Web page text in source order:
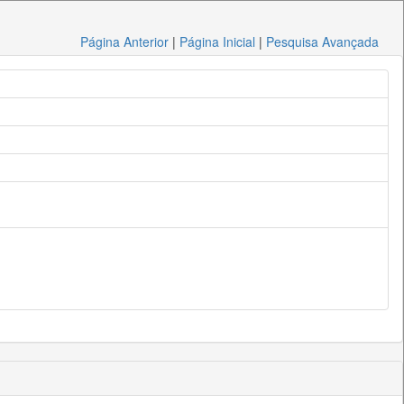
Página Anterior | Página Inicial | Pesquisa Avançada